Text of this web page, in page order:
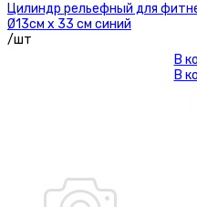
Цилиндр рельефный для
Ø13см х 33 см синий
/шт
В
В